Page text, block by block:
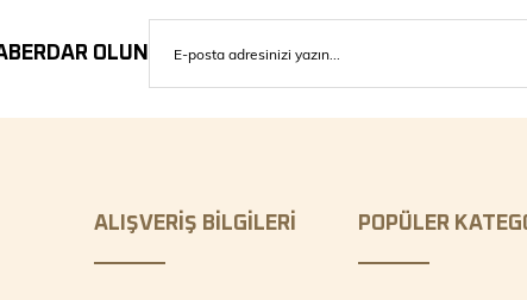
OLUN
ALIŞVERİŞ BİLGİLERİ POPÜLER